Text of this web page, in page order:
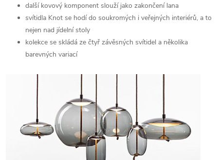
další kovový komponent slouží jako zakončení lana
svítidla Knot se hodí do soukromých i veřejných interiérů, a to
nejen nad jídelní stoly
kolekce se skládá ze čtyř závěsných svítidel a několika
barevných variací